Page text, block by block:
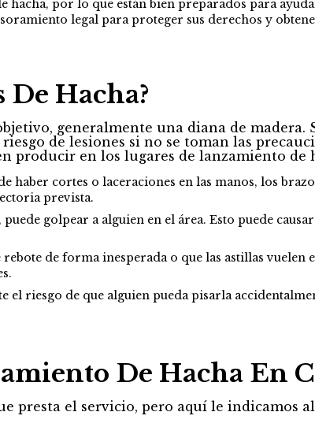
por lo que están bien preparados para
legal para proteger sus derechos y
Hacha?
generalmente una diana de madera.
de lesiones si no se toman las
producir en los lugares de lanzamiento de
haber cortes o laceraciones en las manos, los
prevista.
golpear a alguien en el área. Esto puede
de forma inesperada o que las astillas vuelen
el riesgo de que alguien pueda pisarla
De Hacha En
presta el servicio, pero aquí le indicamos